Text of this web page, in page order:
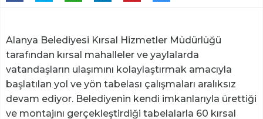
Alanya Belediyesi Kırsal Hizmetler Müdürlüğü
tarafından kırsal mahalleler ve yaylalarda
vatandaşların ulaşımını kolaylaştırmak amacıyla
başlatılan yol ve yön tabelası çalışmaları aralıksız
devam ediyor. Belediyenin kendi imkanlarıyla ürettiği
ve montajını gerçekleştirdiği tabelalarla 60 kırsal